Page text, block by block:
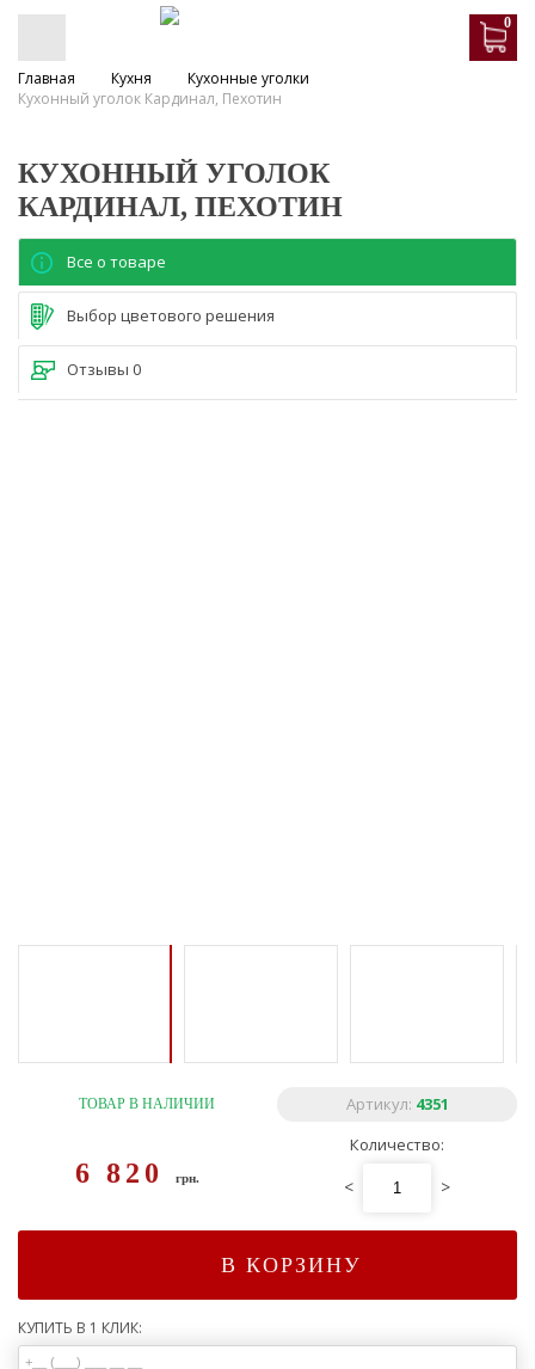
0
Главная Кухня
Кухонные уголки
Кухонный уголок Кардинал, Пехотин
КУХОННЫЙ УГОЛОК
КАРДИНАЛ, ПЕХОТИН
Все о товаре
Выбор цветового решения
Отзывы 0
ТОВАР В НАЛИЧИИ Артикул: 4351
6 820грн.
Количество:
< >
В КОРЗИНУ
КУПИТЬ В 1 КЛИК: